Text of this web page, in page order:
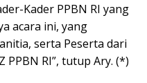
Kader PPBN RI yang
acara ini, yang
serta Peserta dari
PPBN RI”, tutup Ary. (*)